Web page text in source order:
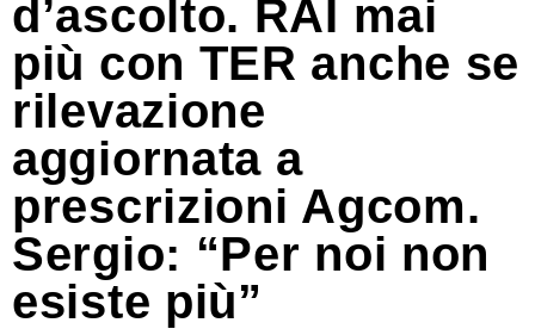
d’ascolto. RAI mai
più con TER anche se
rilevazione
aggiornata a
prescrizioni Agcom.
Sergio: “Per noi non
esiste più”